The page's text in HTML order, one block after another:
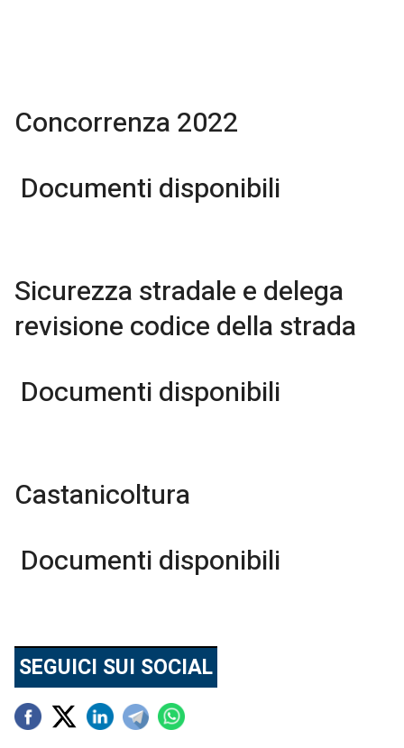
Concorrenza 2022
Documenti disponibili
Sicurezza stradale e delega
revisione codice della strada
Documenti disponibili
Castanicoltura
Documenti disponibili
SEGUICI SUI SOCIAL